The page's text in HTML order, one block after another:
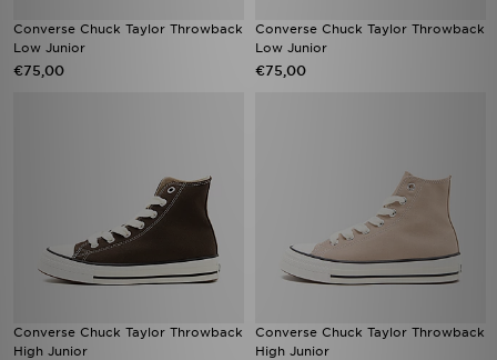
Converse Chuck Taylor Throwback
Low Junior
€75,00
Converse Chuck Taylor Throwback
Low Junior
€75,00
Converse Chuck Taylor Throwback
High Junior
Converse Chuck Taylor Throwback
High Junior